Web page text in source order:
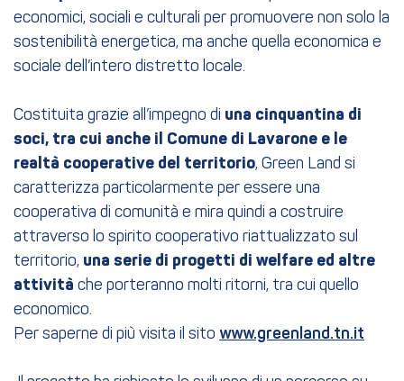
economici, sociali e culturali per promuovere non solo la
sostenibilità energetica, ma anche quella economica e
sociale dell’intero distretto locale.
Costituita grazie all’impegno di una cinquantina di
soci, tra cui anche il Comune di Lavarone e le
realtà cooperative del territorio, Green Land si
caratterizza particolarmente per essere una
cooperativa di comunità e mira quindi a costruire
attraverso lo spirito cooperativo riattualizzato sul
territorio, una serie di progetti di welfare ed altre
attività che porteranno molti ritorni, tra cui quello
economico.
Per saperne di più visita il sito www.greenland.tn.it